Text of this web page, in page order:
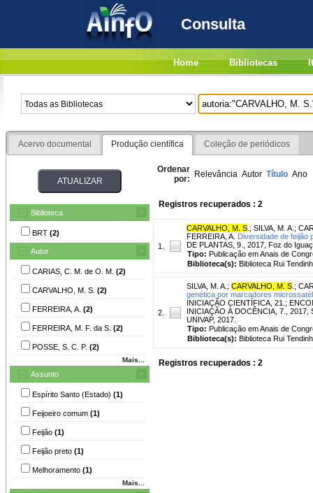
Consulta
Home Bibliotecas
Acervo documental Produção científica Coleção de periódicos
Biblioteca
BRT (2)
Autor
CARIAS, C. M. de O. M. (2)
CARVALHO, M. S. (2)
FERREIRA, A. (2)
FERREIRA, M. F. da S. (2)
POSSE, S. C. P. (2)
Mais...
Assunto
Espírito Santo (Estado) (1)
Feijoeiro comum (1)
Feijão (1)
Feijão preto (1)
Melhoramento (1)
Mais...
Ordenar
por: Relevância Autor Título Ano
Registros recuperados : 2
1.
CARVALHO, M. S ; SILVA, M. A. ;
FERREIRA, A. Diversidade de feijão
DE PLANTAS, 9., 2017, Foz do
Tipo: Publicação em Anais de
Biblioteca(s): Biblioteca Rui
2.
SILVA, M. A. ; CARVALHO, M. S ;
genética por marcadores
INICIAÇÃO CIENTÍFICA, 21.;
INICIAÇÃO À DOCÊNCIA, 7.,
UNIVAP, 2017.
Tipo: Publicação em Anais de
Biblioteca(s): Biblioteca Rui
Registros recuperados : 2